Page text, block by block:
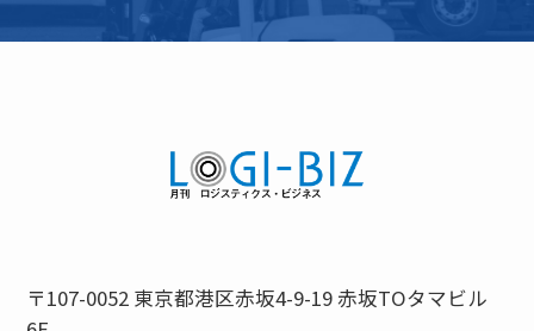
〒107-0052 東京都港区赤坂4-9-19 赤坂TOタマビル